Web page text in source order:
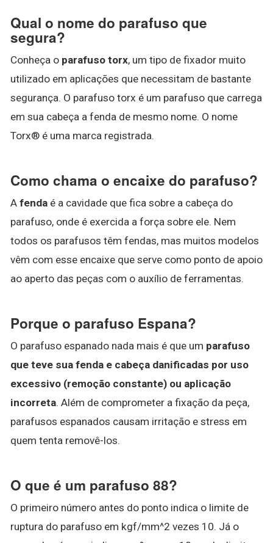
Qual o nome do parafuso que
segura?
Conheça o parafuso torx, um tipo de fixador muito
utilizado em aplicações que necessitam de bastante
segurança. O parafuso torx é um parafuso que carrega
em sua cabeça a fenda de mesmo nome. O nome
Torx® é uma marca registrada.
Como chama o encaixe do parafuso?
A fenda é a cavidade que fica sobre a cabeça do
parafuso, onde é exercida a força sobre ele. Nem
todos os parafusos têm fendas, mas muitos modelos
vêm com esse encaixe que serve como ponto de apoio
ao aperto das peças com o auxílio de ferramentas.
Porque o parafuso Espana?
O parafuso espanado nada mais é que um parafuso
que teve sua fenda e cabeça danificadas por uso
excessivo (remoção constante) ou aplicação
incorreta. Além de comprometer a fixação da peça,
parafusos espanados causam irritação e stress em
quem tenta removê-los.
O que é um parafuso 88?
O primeiro número antes do ponto indica o limite de
ruptura do parafuso em kgf/mm^2 vezes 10. Já o